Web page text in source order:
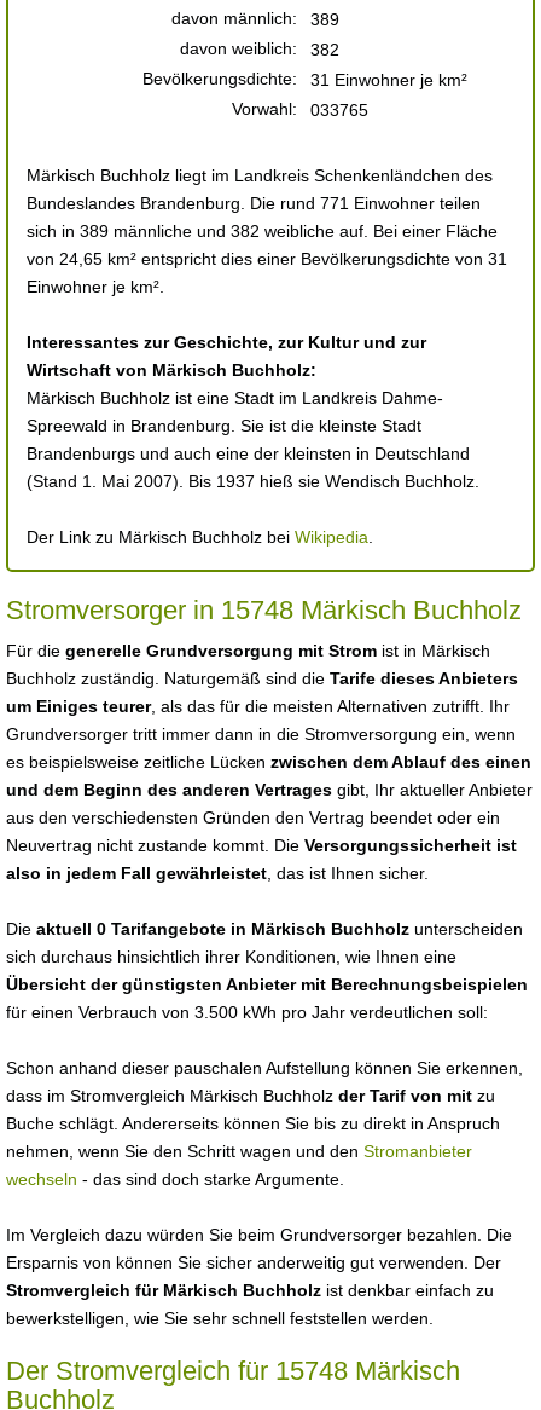
davon männlich:
389
davon weiblich:
382
Bevölkerungsdichte:
31 Einwohner je km²
Vorwahl:
033765
Märkisch Buchholz liegt im Landkreis Schenkenländchen des
Bundeslandes Brandenburg. Die rund 771 Einwohner teilen
sich in 389 männliche und 382 weibliche auf. Bei einer Fläche
von 24,65 km² entspricht dies einer Bevölkerungsdichte von 31
Einwohner je km².
Interessantes zur Geschichte, zur Kultur und zur
Wirtschaft von Märkisch Buchholz:
Märkisch Buchholz ist eine Stadt im Landkreis Dahme-
Spreewald in Brandenburg. Sie ist die kleinste Stadt
Brandenburgs und auch eine der kleinsten in Deutschland
(Stand 1. Mai 2007). Bis 1937 hieß sie Wendisch Buchholz.
Der Link zu Märkisch Buchholz bei Wikipedia
Stromversorger in 15748 Märkisch Buchholz
Für die generelle Grundversorgung mit Strom ist in Märkisch
Buchholz zuständig. Naturgemäß sind die Tarife dieses Anbieters
um Einiges teurer, als das für die meisten Alternativen zutrifft. Ihr
Grundversorger tritt immer dann in die Stromversorgung ein, wenn
es beispielsweise zeitliche Lücken zwischen dem Ablauf des einen
und dem Beginn des anderen Vertrages gibt, Ihr aktueller Anbieter
aus den verschiedensten Gründen den Vertrag beendet oder ein
Neuvertrag nicht zustande kommt. Die Versorgungssicherheit ist
also in jedem Fall gewährleistet , das ist Ihnen sicher.
Die aktuell 0 Tarifangebote in Märkisch Buchholz unterscheiden
sich durchaus hinsichtlich ihrer Konditionen, wie Ihnen eine
Übersicht der günstigsten Anbieter mit Berechnungsbeispielen
für einen Verbrauch von 3.500 kWh pro Jahr verdeutlichen soll:
Schon anhand dieser pauschalen Aufstellung können Sie erkennen,
dass im Stromvergleich Märkisch Buchholz der Tarif von mit zu
Buche schlägt. Andererseits können Sie bis zu direkt in Anspruch
nehmen, wenn Sie den Schritt wagen und den Stromanbieter
wechseln - das sind doch starke Argumente.
Im Vergleich dazu würden Sie beim Grundversorger bezahlen. Die
Ersparnis von können Sie sicher anderweitig gut verwenden. Der
Stromvergleich für Märkisch Buchholz ist denkbar einfach zu
bewerkstelligen, wie Sie sehr schnell feststellen werden.
Der Stromvergleich für 15748 Märkisch
Buchholz